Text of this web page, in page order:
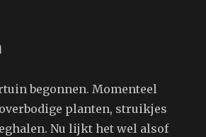
begonnen. Momenteel
planten, struikjes
Nu lijkt het wel alsof